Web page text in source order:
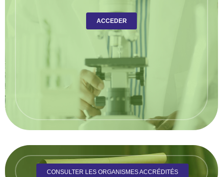
ACCEDER
CONSULTER LES ORGANISMES ACCRÉDITÉS